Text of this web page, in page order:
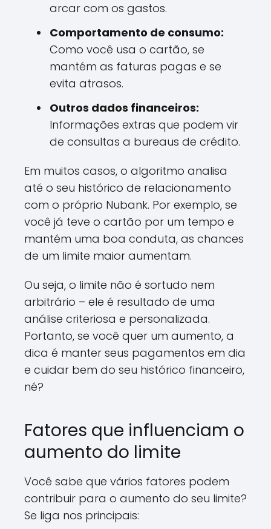
arcar com os gastos.
Comportamento de consumo:
Como você usa o cartão, se
mantém as faturas pagas e se
evita atrasos.
Outros dados financeiros:
Informações extras que podem vir
de consultas a bureaus de crédito.
Em muitos casos, o algoritmo analisa
até o seu histórico de relacionamento
com o próprio Nubank. Por exemplo, se
você já teve o cartão por um tempo e
mantém uma boa conduta, as chances
de um limite maior aumentam.
Ou seja, o limite não é sortudo nem
arbitrário – ele é resultado de uma
análise criteriosa e personalizada.
Portanto, se você quer um aumento, a
dica é manter seus pagamentos em dia
e cuidar bem do seu histórico financeiro,
né?
Fatores que influenciam o
aumento do limite
Você sabe que vários fatores podem
contribuir para o aumento do seu limite?
Se liga nos principais: